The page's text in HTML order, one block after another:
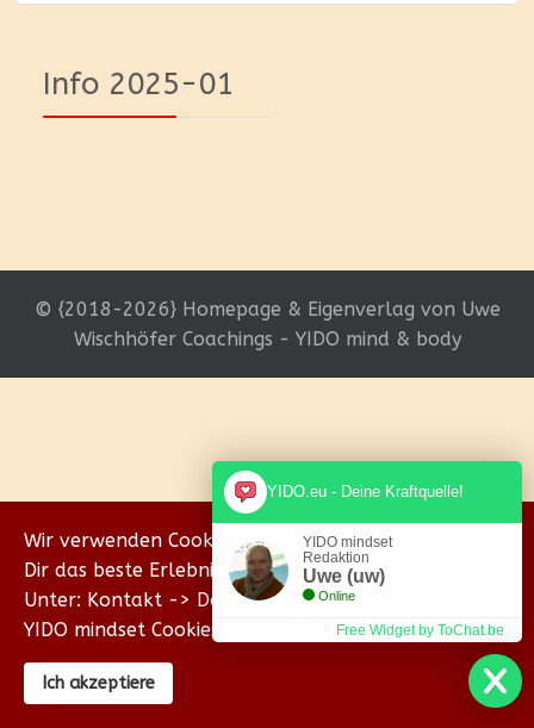
Info 2025-01
© {2018-2026} Homepage & Eigenverlag von Uwe
Wischhöfer Coachings - YIDO mind & body
Wir verwenden Cookies, um sicherzustellen, dass wir
Dir das beste Erlebnis auf unserer Website bieten.
Unter: Kontakt -> Datenschutz erklären wir Dir, wie
YIDO mindset Cookies verwendet.
Ich akzeptiere
YIDO.eu - Deine Kraftquelle!
YIDO mindset
Redaktion
Uwe (uw)
Online
Free Widget by ToChat.be